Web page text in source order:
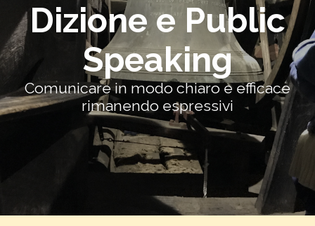
Dizione e Public
Speaking
Comunicare in modo chiaro e efficace
rimanendo espressivi